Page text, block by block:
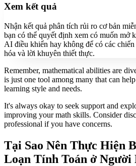
Xem kết quả
Nhận kết quả phân tích rủi ro cơ bản
bạn có thể quyết định xem có muốn mở
AI điều khiển hay không để có các
hóa và lời khuyên thiết thực.
Remember, mathematical abilities are
is just one tool among many that can
learning style and needs.
It's always okay to seek support and
improving your math skills. Consider
professional if you have concerns.
Tại Sao Nên Thực Hiện
Loạn Tính Toán ở Người